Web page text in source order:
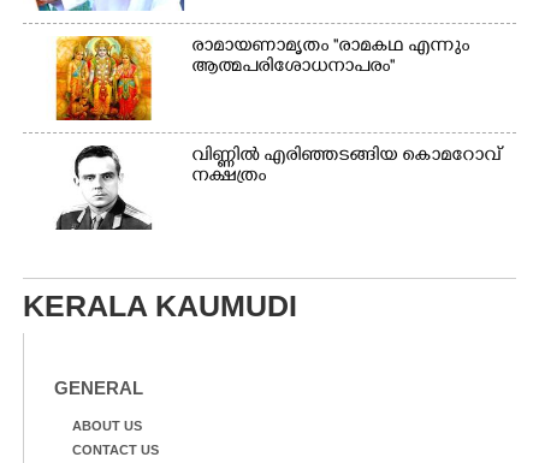
രാമായണാമൃതം ''രാമകഥ എന്നും
ആത്മപരിശോധനാപരം''
വി​ണ്ണി​ൽ​ ​എ​രി​ഞ്ഞ​ട​ങ്ങിയ കൊ​മ​റോ​വ് ​
ന​ക്ഷ​ത്രം
KERALA KAUMUDI
GENERAL
ABOUT US
CONTACT US